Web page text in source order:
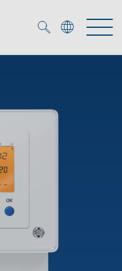
et de mouvement
la lumière
DALI-2